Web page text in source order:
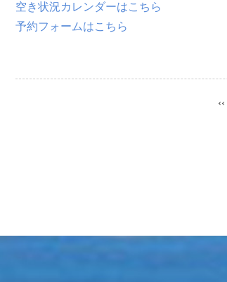
空き状況カレンダーはこちら
予約フォームはこちら
‹‹